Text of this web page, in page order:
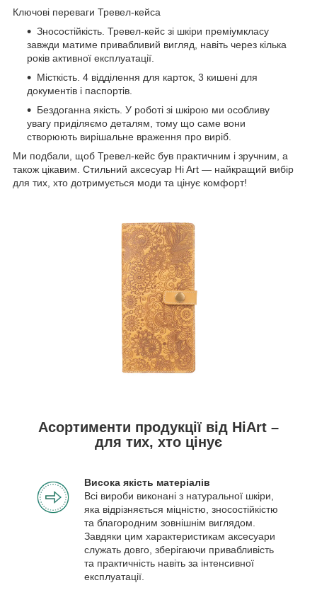
Ключові переваги Тревел-кейса
Зносостійкість. Тревел-кейс зі шкіри преміумкласу
завжди матиме привабливий вигляд, навіть через кілька
років активної експлуатації.
Місткість. 4 відділення для карток, 3 кишені для
документів і паспортів.
Бездоганна якість. У роботі зі шкірою ми особливу
увагу приділяємо деталям, тому що саме вони
створюють вирішальне враження про виріб.
Ми подбали, щоб Тревел-кейс був практичним і зручним, а
також цікавим. Стильний аксесуар Hi Art — найкращий вибір
для тих, хто дотримується моди та цінує комфорт!
Асортименти продукції від HiArt –
для тих, хто цінує
Висока якість матеріалів
Всі вироби виконані з натуральної шкіри,
яка відрізняється міцністю, зносостійкістю
та благородним зовнішнім виглядом.
Завдяки цим характеристикам аксесуари
служать довго, зберігаючи привабливість
та практичність навіть за інтенсивної
експлуатації.